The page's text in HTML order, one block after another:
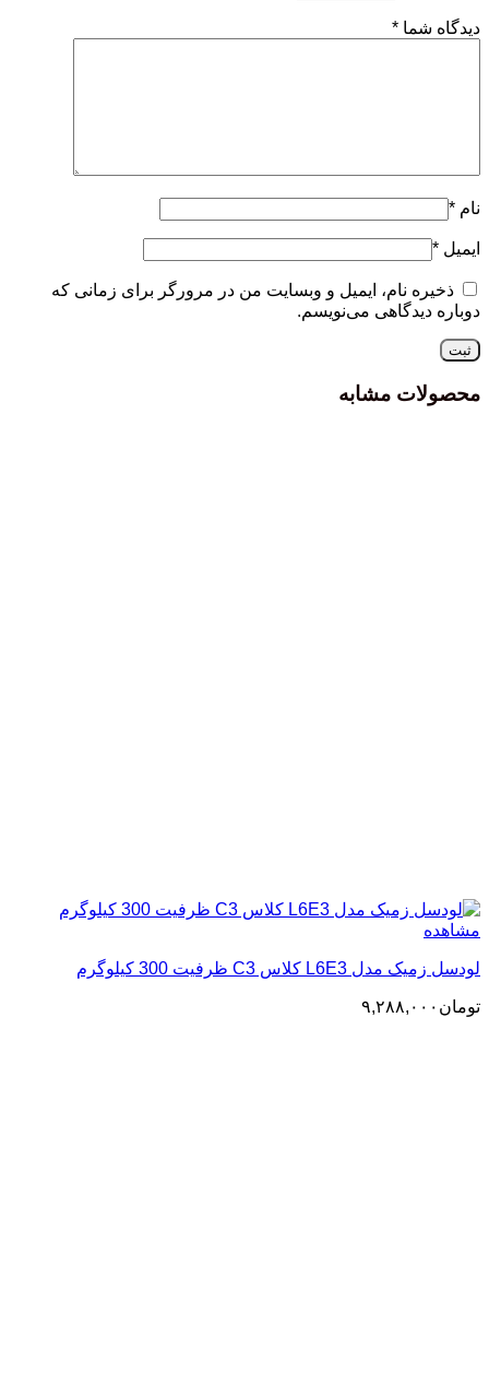
دیدگاه شما *
نام *
ایمیل *
ذخیره نام، ایمیل و وبسایت من در مرورگر برای زمانی که
دوباره دیدگاهی می‌نویسم.
محصولات مشابه
مشاهده
لودسل زمیک مدل L6E3 کلاس C3 ظرفیت 300 کیلوگرم
تومان ۹,۲۸۸,۰۰۰